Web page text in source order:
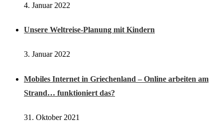
4. Januar 2022
Unsere Weltreise-Planung mit Kindern
3. Januar 2022
Mobiles Internet in Griechenland – Online arbeiten am
Strand… funktioniert das?
31. Oktober 2021